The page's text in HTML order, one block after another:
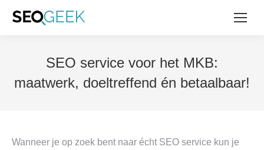
SEO service voor het MKB:
maatwerk, doeltreffend én betaalbaar!
Wanneer je op zoek bent naar écht SEO service kun je